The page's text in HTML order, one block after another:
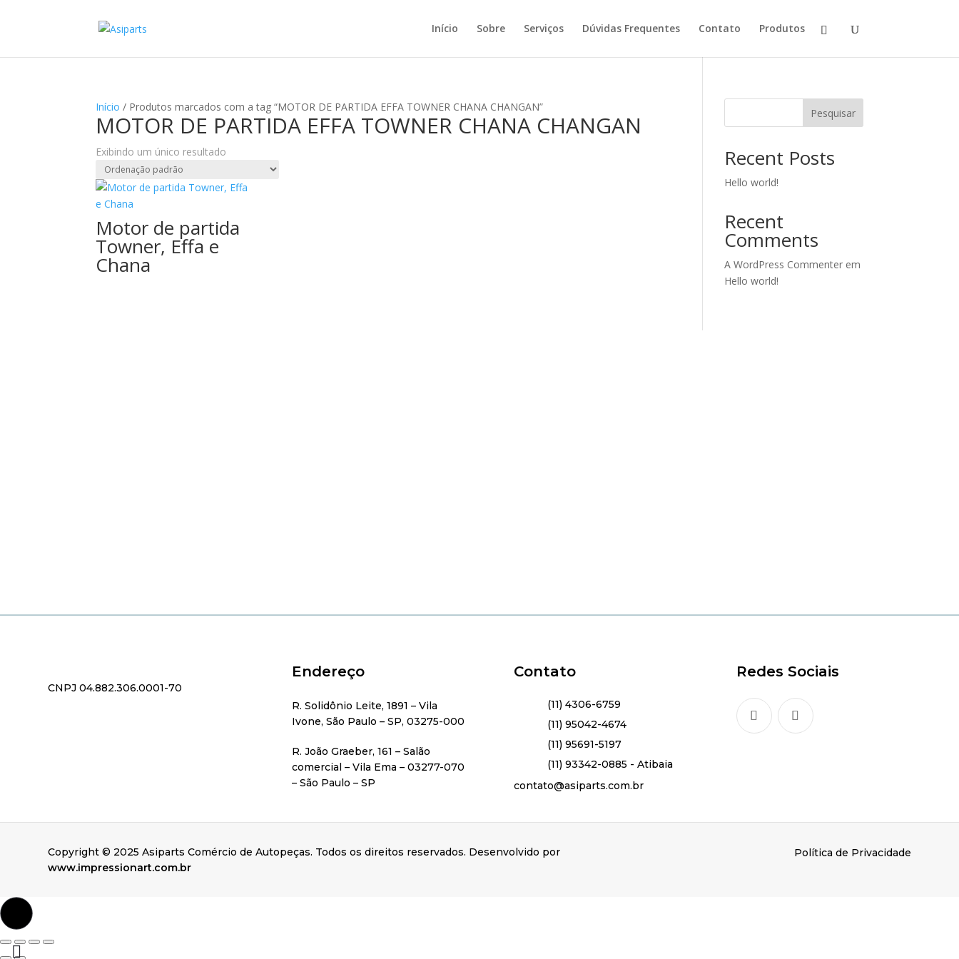
Início Sobre Serviços Dúvidas Frequentes Contato Produtos
Início / Produtos marcados com a tag “MOTOR DE PARTIDA EFFA TOWNER CHANA CHANGAN”
MOTOR DE PARTIDA EFFA TOWNER CHANA CHANGAN
Exibindo um único resultado
Motor de partida
Towner, Effa e
Chana
Pesquisar
Recent Posts
Hello world!
Recent
Comments
A WordPress Commenter em
Hello world!
CNPJ 04.882.306.0001-70
Endereço
R. Solidônio Leite, 1891 – Vila
Ivone, São Paulo – SP, 03275-000
R. João Graeber, 161 – Salão
comercial – Vila Ema – 03277-070
– São Paulo – SP
Contato
(11) 4306-6759
(11) 95042-4674
(11) 95691-5197
(11) 93342-0885 - Atibaia
contato@asiparts.com.br
Redes Sociais
Copyright © 2025 Asiparts Comércio de Autopeças. Todos os direitos reservados. Desenvolvido por
www.impressionart.com.br
Política de Privacidade